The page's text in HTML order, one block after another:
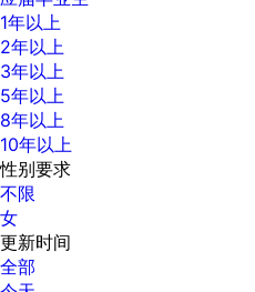
1年以上
2年以上
3年以上
5年以上
8年以上
10年以上
性别要求
不限
女
更新时间
全部